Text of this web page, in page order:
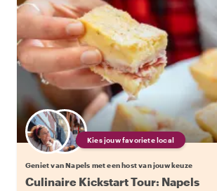
Kies jouw favoriete local
Geniet van Napels met een host van jouw keuze
Culinaire Kickstart Tour: Napels